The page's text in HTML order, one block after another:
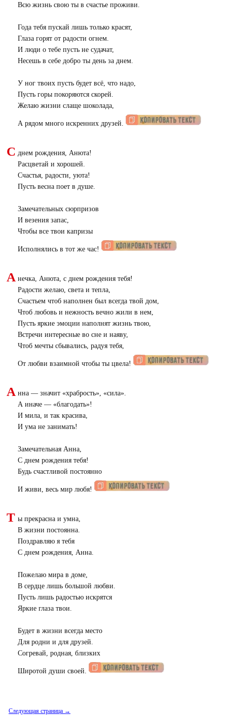
Всю жизнь свою ты в счастье проживи.
Года тебя пускай лишь только красят,
Глаза горят от радости огнем.
И люди о тебе пусть не судачат,
Несешь в себе добро ты день за днем.
У ног твоих пусть будет всё, что надо,
Пусть горы покоряются скорей.
Желаю жизни слаще шоколада,
А рядом много искренних друзей.
С днем рождения, Анюта!
Расцветай и хорошей.
Счастья, радости, уюта!
Пусть весна поет в душе.
Замечательных сюрпризов
И везения запас,
Чтобы все твои капризы
Исполнялись в тот же час!
А нечка, Анюта, с днем рождения тебя!
Радости желаю, света и тепла,
Счастьем чтоб наполнен был всегда твой дом,
Чтоб любовь и нежность вечно жили в нем,
Пусть яркие эмоции наполнят жизнь твою,
Встречи интересные во сне и наяву,
Чтоб мечты сбывались, радуя тебя,
От любви взаимной чтобы ты цвела!
А нна — значит «храбрость», «сила».
А иначе — «благодать»!
И мила, и так красива,
И ума не занимать!
Замечательная Анна,
С днем рождения тебя!
Будь счастливой постоянно
И живи, весь мир любя!
Т ы прекрасна и умна,
В жизни постоянна.
Поздравляю я тебя
С днем рождения, Анна.
Пожелаю мира в доме,
В сердце лишь большой любви.
Пусть лишь радостью искрятся
Яркие глаза твои.
Будет в жизни всегда место
Для родни и для друзей.
Согревай, родная, близких
Широтой души своей.
Следующая страница →